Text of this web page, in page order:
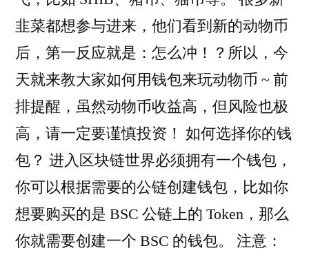
韭菜都想参与进来，他们看到新的动物币
后，第一反应就是：怎么冲！？所以，今
天就来教大家如何用钱包来玩动物币 ~ 前
排提醒，虽然动物币收益高，但风险也极
高，请一定要谨慎投资！ 如何选择你的钱
包？ 进入区块链世界必须拥有一个钱包，
你可以根据需要的公链创建钱包，比如你
想要购买的是 BSC 公链上的 Token，那么
你就需要创建一个 BSC 的钱包。 注意：